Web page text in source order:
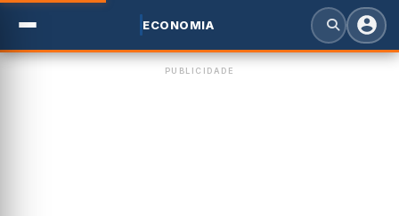
ECONOMIA
PUBLICIDADE